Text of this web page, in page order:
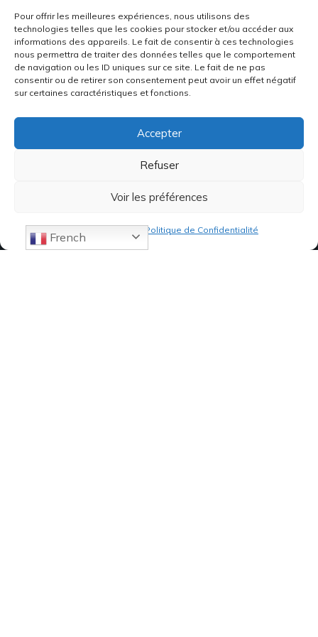
Pour offrir les meilleures expériences, nous utilisons des
technologies telles que les cookies pour stocker et/ou accéder aux
informations des appareils. Le fait de consentir à ces technologies
nous permettra de traiter des données telles que le comportement
de navigation ou les ID uniques sur ce site. Le fait de ne pas
consentir ou de retirer son consentement peut avoir un effet négatif
sur certaines caractéristiques et fonctions.
Accepter
Refuser
Voir les préférences
Politique de Confidentialité
French